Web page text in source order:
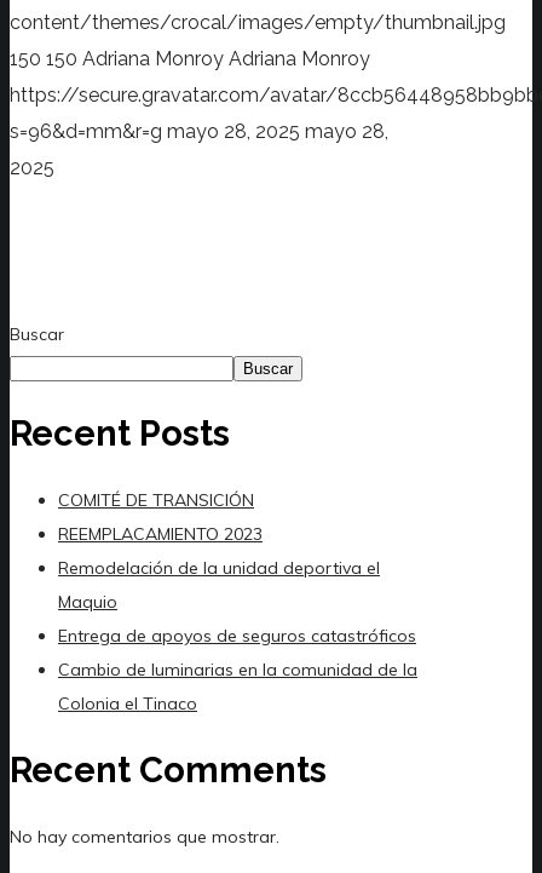
content/themes/crocal/images/empty/thumbnail.jpg
150 150 Adriana Monroy Adriana Monroy
https://secure.gravatar.com/avatar/
s=96&d=mm&r=g mayo 28, 2025 mayo 28,
2025
Buscar
Buscar
Recent Posts
COMITÉ DE TRANSICIÓN
REEMPLACAMIENTO 2023
Remodelación de la unidad deportiva el
Maquio
Entrega de apoyos de seguros catastróficos
Cambio de luminarias en la comunidad de la
Colonia el Tinaco
Recent Comments
No hay comentarios que mostrar.